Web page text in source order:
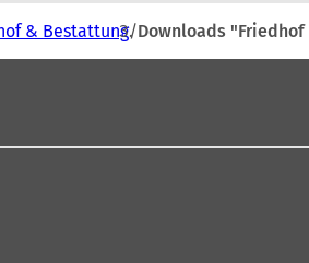
& Bestattung Downloads